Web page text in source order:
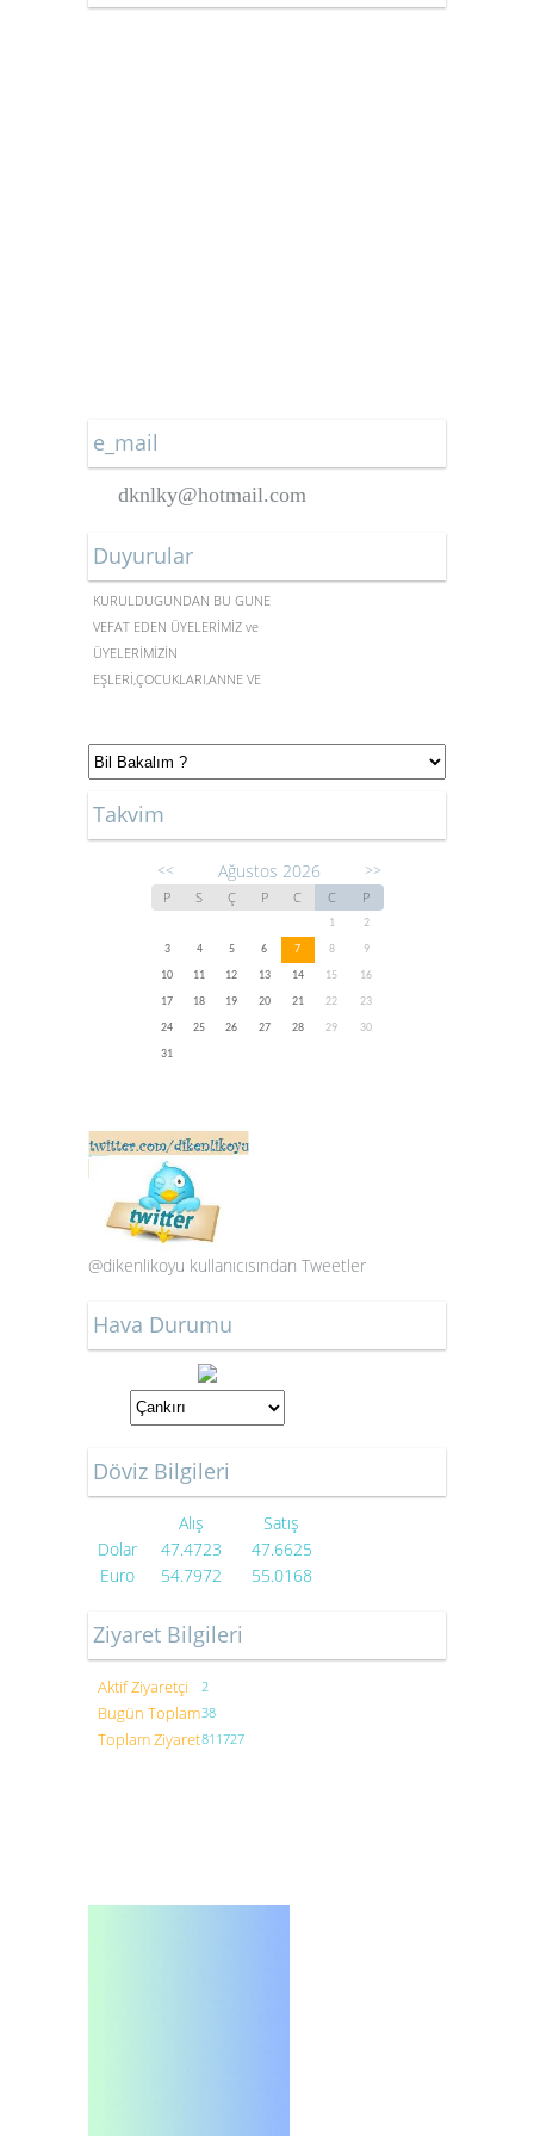
e_mail
dknlky@hotmail.com
Duyurular
DERNEĞİMİZ
KURULDUĞUNDAN BU GÜNE
VEFAT EDEN ÜYELERİMİZ ve
ÜYELERİMİZİN
EŞLERİ,ÇOCUKLARI,ANNE VE
Takvim
<< Ağustos 2026 >>
P S Ç P C C P
1
2
3
4 5 6 7 8
9
10
11 12 13 14 15
16
17
18 19 20 21 22
23
24
25 26 27 28 29
30
31
@dikenlikoyu kullanıcısından Tweetler
Hava Durumu
Döviz Bilgileri
Alış
Satış
Dolar
47.4723
47.6625
Euro
54.7972 55.0168
Ziyaret Bilgileri
Aktif Ziyaretçi 2
Bugün Toplam38
Toplam Ziyaret811727